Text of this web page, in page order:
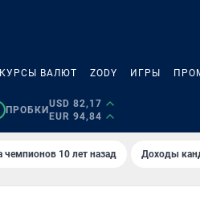
КУРСЫ ВАЛЮТ ZODY ИГРЫ
ПРОБКИ
USD 82,17
EUR 94,84
чемпионов 10 лет назад Доходы